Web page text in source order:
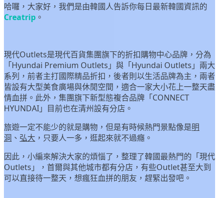
哈囉，大家好，我們是由韓國人告訴你每日最新韓國資訊的
Creatrip 。
現代Outlets是現代百貨集團旗下的折扣購物中心品牌，分為
「Hyundai Premium Outlets」與「Hyundai Outlets」兩大
系列，前者主打國際精品折扣，後者則以生活品牌為主，兩者
皆設有大型美食廣場與休閒空間，適合一家大小花上一整天盡
情血拼。此外，集團旗下新型態複合品牌「CONNECT
HYUNDAI」目前也在清州設有分店。
旅遊一定不能少的就是購物，但是有時候熱門景點像是明
洞 、 弘大 ，只要人一多，逛起來就不過癮。
因此，小編來解決大家的煩惱了，整理了韓國最熱門的「現代
Outlets」，首爾與其他城市都有分店，有些Outlet甚至大到
可以直接待一整天，想瘋狂血拼的朋友，趕緊出發吧。